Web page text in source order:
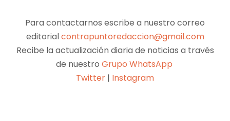
Para contactarnos escribe a nuestro correo
editorialcontrapuntoredaccion@gmail.com
Recibe la actualización diaria de noticias a través
de nuestro Grupo WhatsApp
Twitter | Instagram